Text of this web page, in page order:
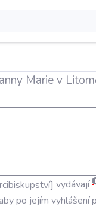
Marie v
vydávají
po jejím vyhlášení